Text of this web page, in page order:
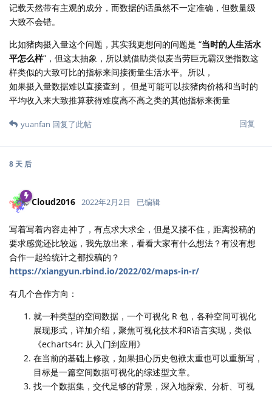
记载天然带有主观的成分，而数据的话虽然不一定准确，但数量级
大致不会错。
比如猪肉摄入量这个问题，其实我更想问的问题是 “当时的人生活水
平怎么样”，但这太抽象，所以就借助类似麦当劳巨无霸汉堡指数这
样类似的大致可比的指标来间接衡量生活水平。所以，
如果摄入量数据难以直接查到， 但是可能可以按猪肉价格和当时的
平均收入来大致推算获得难度高不高之类的其他指标来衡量
回复
yuanfan 回复了此帖
8 天 后
Cloud2016 2022年2月2日 已编辑
写着写着内容走神了，有点求大求全，但是又搂不住，距离投稿的
要求感觉还比较远，我先放出来，看看大家有什么想法？有没有想
合作一起给统计之都投稿的？
https://xiangyun.rbind.io/2022/02/maps-in-r/
有几个合作方向：
就一种类型的空间数据，一个可视化 R 包，各种空间可视化
展现形式，详加介绍，聚焦可视化技术和R语言实现，类似
《echarts4r: 从入门到应用》
在当前的基础上修改，如果担心历史包袱太重也可以重新写，
目标是一篇空间数据可视化的综述型文章。
找一个数据集，交代足够的背景，深入地探索、分析、可视